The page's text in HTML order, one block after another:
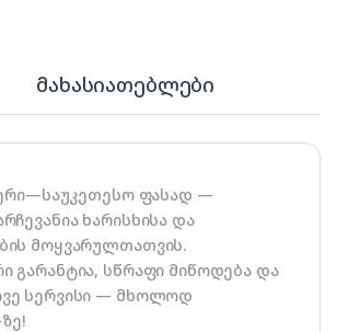
მახასიათებლები
ფასად —
ხარისხისა და
მოყვარულთათვის.
გარანტია, სწრაფი მიწოდება და
სერვისი — მხოლოდ